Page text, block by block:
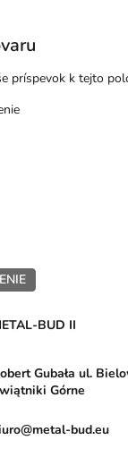
príspevok k tejto
BUD II
Gubała ul.
Górne
bud.eu